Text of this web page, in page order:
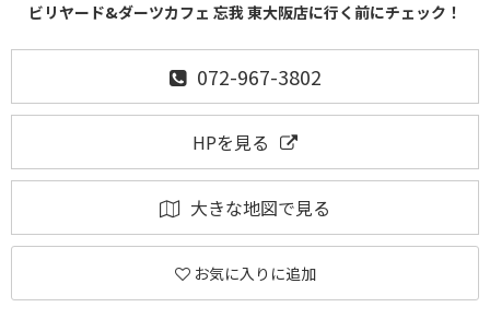
ビリヤード&ダーツカフェ 忘我 東大阪店に行く前にチェック！
072-967-3802
HPを見る
大きな地図で見る
お気に入りに追加